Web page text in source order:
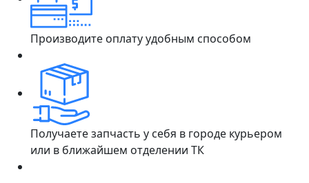
Производите оплату удобным способом
Получаете запчасть у себя в городе курьером
или в ближайшем отделении ТК